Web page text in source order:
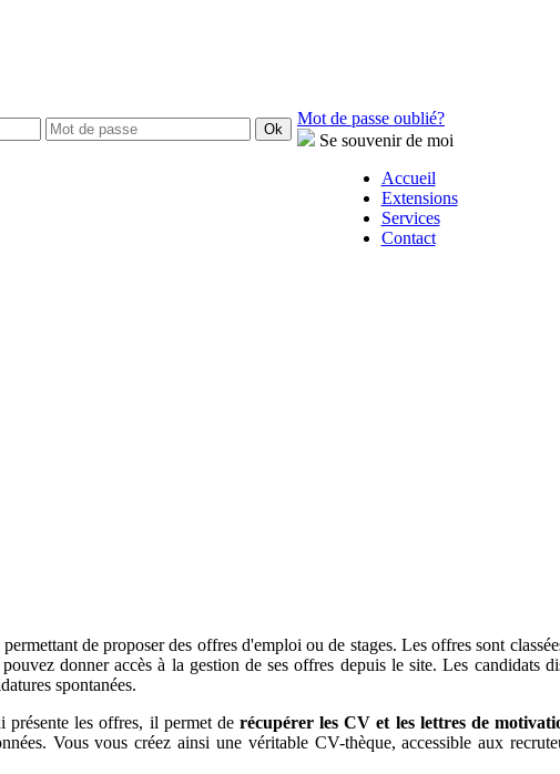
Mot de passe oublié?
Se souvenir de moi
Accueil
Extensions
Services
Contact
permettant de proposer des offres d'emploi ou de stages. Les offres sont
donner accès à la gestion de ses offres depuis le site. Les candidats
spontanées.
présente les offres, il permet de récupérer les CV et les lettres de
Vous vous créez ainsi une véritable CV-thèque, accessible aux